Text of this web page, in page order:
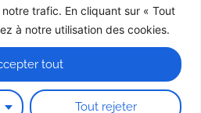
trafic. En cliquant sur « Tout
à notre utilisation des cookies.
Tout rejeter
tout
nouvelles saveurs